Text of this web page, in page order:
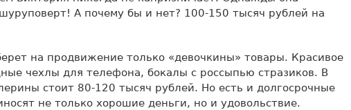
А почему бы и нет? 100-150 тысяч рублей на
на продвижение только «девочкины» товары. Красивое
чехлы для телефона, бокалы с россыпью стразиков. В
стоит 80-120 тысяч рублей. Но есть и долгосрочные
не только хорошие деньги, но и удовольствие.